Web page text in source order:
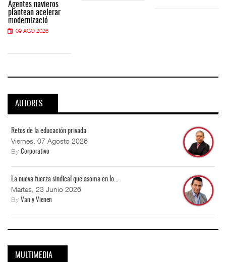
Agentes navieros
plantean acelerar
modernizació
09 AGO 2026
AUTORES
Retos de la educación privada
Viernes, 07 Agosto 2026
By Corporativo
La nueva fuerza sindical que asoma en lo...
Martes, 23 Junio 2026
By Van y Vienen
MULTIMEDIA